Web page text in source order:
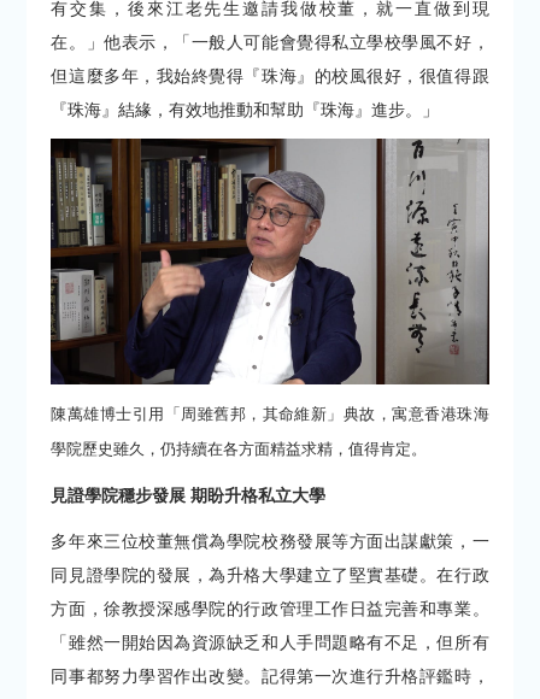
有交集，後來江老先生邀請我做校董，就一直做到現
在。」他表示，「一般人可能會覺得私立學校學風不好，
但這麼多年，我始終覺得『珠海』的校風很好，很值得跟
『珠海』結緣，有效地推動和幫助『珠海』進步。」
陳萬雄博士引用「周雖舊邦，其命維新」典故，寓意香港珠海
學院歷史雖久，仍持續在各方面精益求精，值得肯定。
見證學院穩步發展 期盼升格私立大學
多年來三位校董無償為學院校務發展等方面出謀獻策，一
同見證學院的發展，為升格大學建立了堅實基礎。在行政
方面，徐教授深感學院的行政管理工作日益完善和專業。
「雖然一開始因為資源缺乏和人手問題略有不足，但所有
同事都努力學習作出改變。記得第一次進行升格評鑑時，